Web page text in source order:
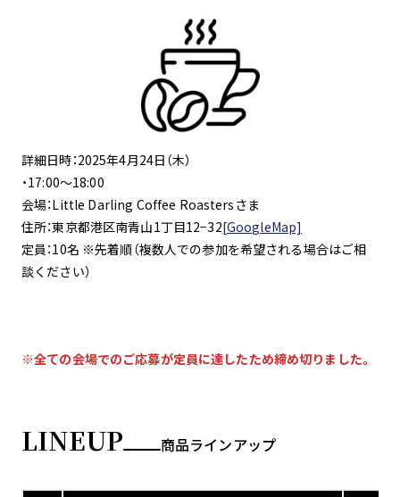
詳細日時：2025年4月24日（木）
・17:00～18:00
会場：Little Darling Coffee Roastersさま
住所：東京都港区南青山1丁目12−32[GoogleMap]
定員：10名 ※先着順（複数人での参加を希望される場合はご相
談ください）
※全ての会場でのご応募が定員に達したため締め切りました。
LINEUP 商品ラインアップ